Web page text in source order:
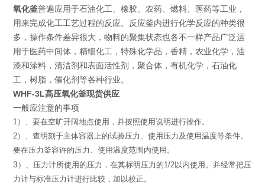
氧化釜普遍应用于石油化工、橡胶、农药、燃料、医药等工业，
用来完成化工工艺过程的反应。反应釜内进行化学反应的种类很
多，操作条件差异很大，物料的聚集状态也各不一样产品广泛运
用于医药中间体，精细化工，特殊化学品，香精，农业化学，油
漆和涂料，清洁剂和表面活性剂，聚合体，有机化学，石油化
工，树脂，催化剂等各种行业。
WHF-3L高压氧化釜现货供应
一般应注意的事项
1） 、要在空旷开阔地点使用，并按照使用说明进行操作。
2） 、查明刻于主体容器上的试验压力、使用压力及使用温度等条件。
要在压力釜容许的压力、使用温度范围内使用。
3 ） 、压力计所使用的压力，在其标明压力的1/2以内使用。并经常把压
力计与标准压力计进行比较，加以校正。